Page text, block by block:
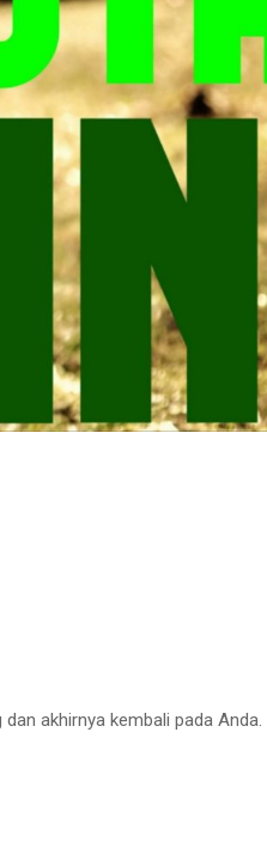
akhirnya kembali pada Anda.